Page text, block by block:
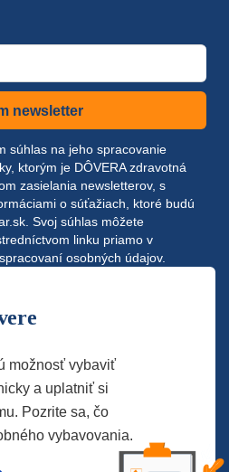
newsletter
súhlas na jeho spracovanie
ktorým je DÔVERA zdravotná
zasielania newsletterov, s
o súťažiach, ktoré budú
. Svoj súhlas môžete
linku priamo v
osobných údajov.
možnosť vybaviť
a uplatniť si
Pozrite sa, čo
vybavovania.